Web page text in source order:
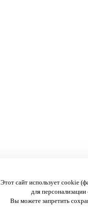
Этот сайт использует cookie
для персонализации
Вы можете запретить